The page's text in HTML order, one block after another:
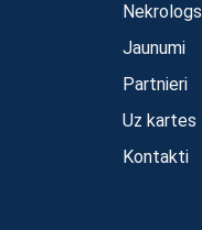
Nekrologs
Jaunumi
Partnieri
Uz kartes
Kontakti